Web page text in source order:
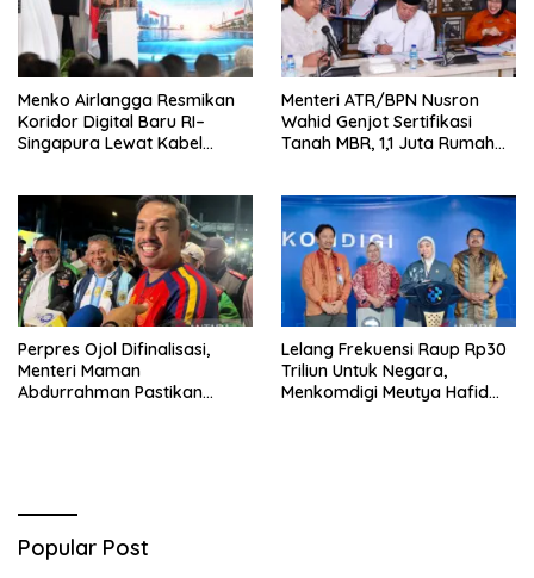
Menko Airlangga Resmikan
Koridor Digital Baru RI–
Singapura Lewat Kabel
Menteri ATR/BPN Nusron
Wahid Genjot Sertifikasi
Tanah MBR, 1,1 Juta Rumah
Perpres Ojol Difinalisasi,
Menteri Maman
Abdurrahman Pastikan
Lelang Frekuensi Raup Rp30
Triliun Untuk Negara,
Menkomdigi Meutya Hafid
Popular Post